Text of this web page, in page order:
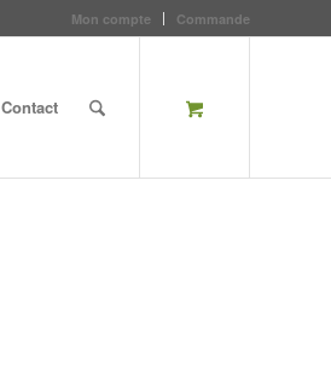
Mon compte Commande
Contact